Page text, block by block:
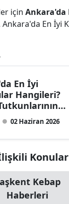
için Ankara'da
En İyi
En İyi
Hangileri?
02 Haziran 2026
Konular
Kebap
Haberleri